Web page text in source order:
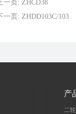
一页: ZHCD38
一页: ZHDD103C/103
产
二